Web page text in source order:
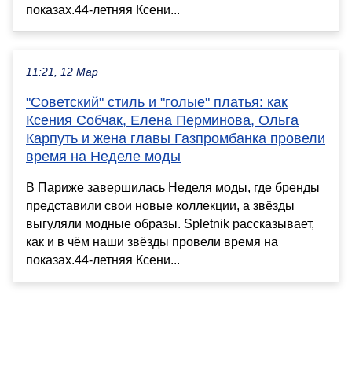
показах.44-летняя Ксени...
11:21, 12 Мар
"Советский" стиль и "голые" платья: как
Ксения Собчак, Елена Перминова, Ольга
Карпуть и жена главы Газпромбанка провели
время на Неделе моды
В Париже завершилась Неделя моды, где бренды
представили свои новые коллекции, а звёзды
выгуляли модные образы. Spletnik рассказывает,
как и в чём наши звёзды провели время на
показах.44-летняя Ксени...